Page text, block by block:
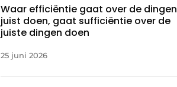
Waar efficiëntie gaat over de dingen
juist doen, gaat sufficiëntie over de
juiste dingen doen
25 juni 2026